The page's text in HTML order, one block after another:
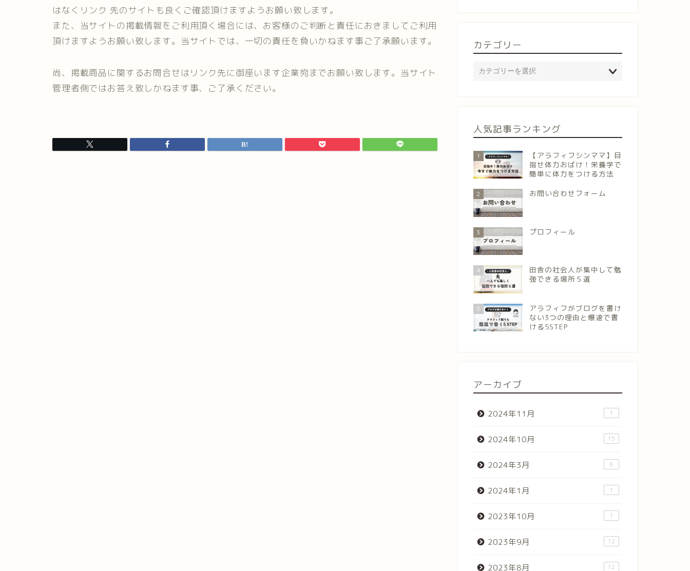
はなくリンク 先のサイトも良くご確認頂けますようお願い致します。
また、当サイトの掲載情報をご利用頂く場合には、お客様のご判断と責任におきましてご利用
頂けますようお願い致します。当サイトでは、一切の責任を負いかねます事ご了承願います。
尚、掲載商品に関するお問合せはリンク先に御座います企業宛までお願い致します。当サイト
管理者側ではお答え致しかねます事、ご了承ください。
カテゴリー
人気記事ランキング
1
【アラフィフシンママ】目
指せ体力おばけ！栄養学で
簡単に体力をつける方法
2 お問い合わせフォーム
3 プロフィール
4
田舎の社会人が集中して勉
強できる場所５選
5
アラフィフがブログを書け
ない3つの理由と爆速で書
ける5STEP
アーカイブ
2024年11月 1
2024年10月 15
2024年3月 6
2024年1月 1
2023年10月 1
2023年9月 12
2023年8月 12